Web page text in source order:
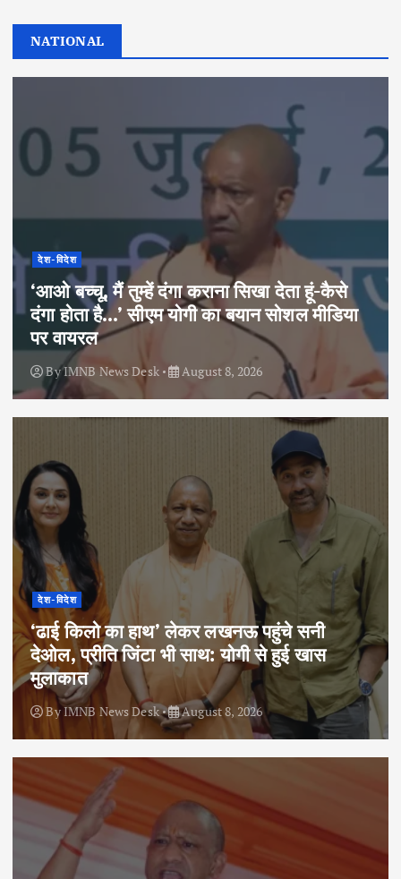
NATIONAL
देश-विदेश
‘आओ बच्चू, मैं तुम्हें दंगा कराना सिखा देता हूं-कैसे
दंगा होता है…’ सीएम योगी का बयान सोशल मीडिया
पर वायरल
ByIMNB News Desk August 8, 2026
देश-विदेश
‘ढाई किलो का हाथ’ लेकर लखनऊ पहुंचे सनी
देओल, प्रीति जिंटा भी साथ: योगी से हुई खास
मुलाकात
ByIMNB News Desk August 8, 2026